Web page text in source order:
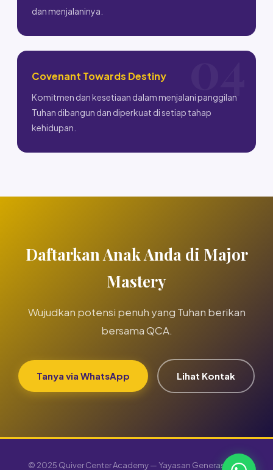
dan menjalaninya.
Covenant Towards Destiny
Komitmen dan kesetiaan dalam menjalani panggilan
Tuhan dibangun dan diperkuat di setiap tahap
kehidupan.
Daftarkan Anak Anda di Major
Mastery
Wujudkan potensi penuh yang Tuhan berikan
bersama QCA.
Tanya via WhatsApp Lihat Kontak
© 2025 Quiver Center Academy — Yayasan Generasi Baru